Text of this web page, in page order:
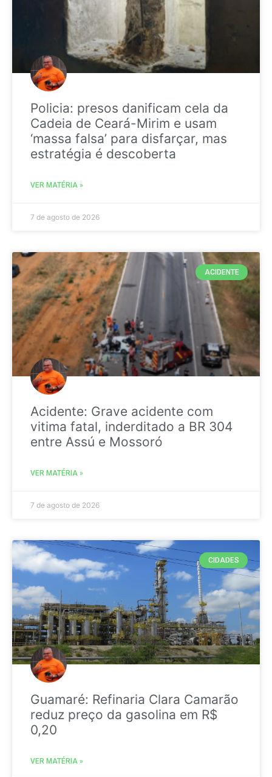
Policia: presos danificam cela da
Cadeia de Ceará-Mirim e usam
‘massa falsa’ para disfarçar, mas
estratégia é descoberta
VER MATÉRIA »
7 de agosto de 2026
ACIDENTE
Acidente: Grave acidente com
vitima fatal, inderditado a BR 304
entre Assú e Mossoró
VER MATÉRIA »
7 de agosto de 2026
CIDADES
Guamaré: Refinaria Clara Camarão
reduz preço da gasolina em R$
0,20
VER MATÉRIA »